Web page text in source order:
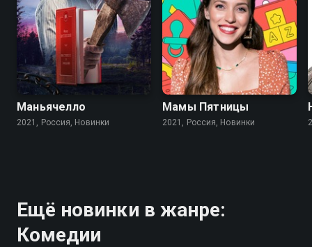
Маньячелло
2021, Россия, Новинки
Мамы Пятницы
2021, Россия, Новинки
Ещё новинки в жанре:
Комедии